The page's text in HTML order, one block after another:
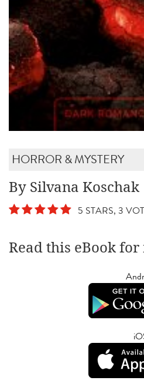
HORROR & MYSTERY
By Silvana Koschak
5 STARS, 3
Read this eBook